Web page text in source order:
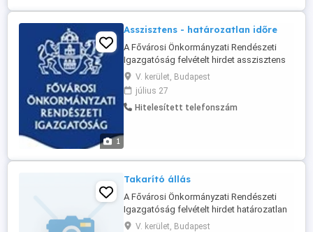
1
Asszisztens - határozatlan időre
A Fővárosi Önkormányzati Rendészeti
Igazgatóság felvételt hirdet asszisztens
munkakör betöltésére, határozatlan idejű
munkaviszonyba, teljes munkaidőre.
Munkakörhöz kapcsolódó feladatok: Az
illetékes osztály feladat-és hatáskörébe
V. kerület, Budapest
július 27
Hitelesített telefonszám
Takarító állás
A Fővárosi Önkormányzati Rendészeti
Igazgatóság felvételt hirdet határozatlan
időtartamú heti 40 órás teljes munkaidős
V. kerület, Budapest